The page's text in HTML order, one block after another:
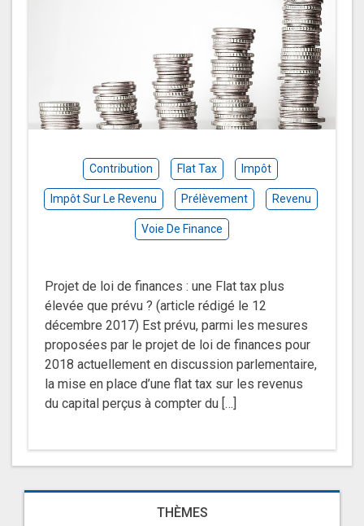
Contribution Flat Tax Impôt
Impôt Sur Le Revenu Prélèvement Revenu
Voie De Finance
Projet de loi de finances : une Flat tax plus
élevée que prévu ? (article rédigé le 12
décembre 2017) Est prévu, parmi les mesures
proposées par le projet de loi de finances pour
2018 actuellement en discussion parlementaire,
la mise en place d’une flat tax sur les revenus
du capital perçus à compter du […]
THÈMES